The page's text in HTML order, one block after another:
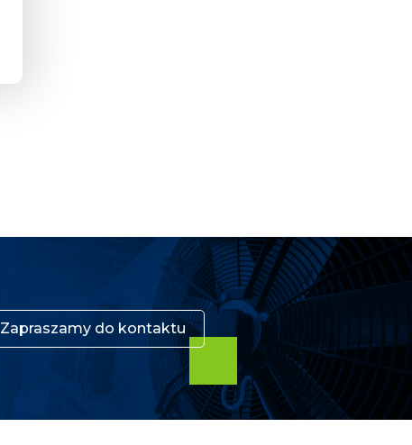
Zapraszamy do kontaktu